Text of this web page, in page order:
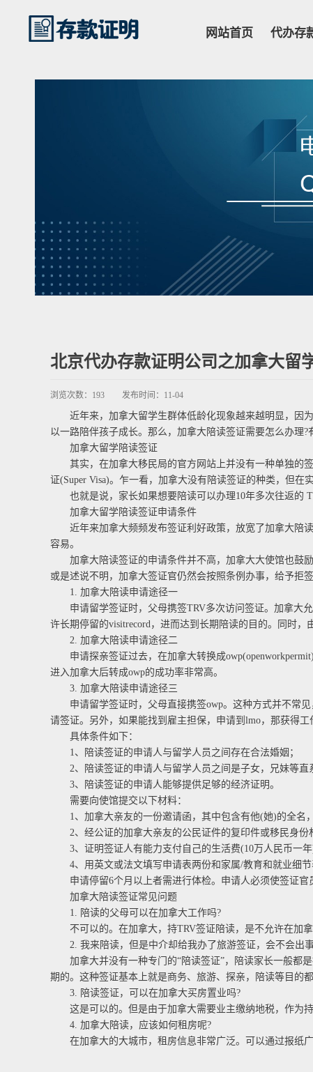
网站首页 代办存
北京代办存款证明公司之加拿大留
浏览次数： 193 发布时间： 11-04
近年来，加拿大留学生群体低龄化现象越来越明显，因为
以一路陪伴孩子成长。那么，加拿大陪读签证需要怎么办理?
加拿大留学陪读签证
其实，在加拿大移民局的官方网站上并没有一种单独的签
证(Super Visa)。乍一看，加拿大没有陪读签证的种类，但在
也就是说，家长如果想要陪读可以办理10年多次往返的
加拿大留学陪读签证申请条件
近年来加拿大频频发布签证利好政策，放宽了加拿大陪读
容易。
加拿大陪读签证的申请条件并不高，加拿大大使馆也鼓励
或是述说不明，加拿大签证官仍然会按照条例办事，给予拒签
1. 加拿大陪读申请途径一
申请留学签证时，父母携签TRV多次访问签证。加拿大允
许长期停留的visitrecord，进而达到长期陪读的目的。同时
2. 加拿大陪读申请途径二
申请探亲签证过去，在加拿大转换成
进入加拿大后转成owp的成功率非常高。
3. 加拿大陪读申请途径三
申请留学签证时，父母直接携签owp。这种方式并不常见
请签证。另外，如果能找到雇主担保，申请到lmo，那获得工
具体条件如下：
1、陪读签证的申请人与留学人员之间存在合法婚姻；
2、陪读签证的申请人与留学人员之间是子女，兄妹等直
3、陪读签证的申请人能够提供足够的经济证明。
需要向使馆提交以下材料：
1、加拿大亲友的一份邀请函，其中包含有他(她)的全名，
2、经公证的加拿大亲友的公民证件的复印件或移民身份
3、证明签证人有能力支付自己的生活费(10万人民币一年)
4、用英文或法文填写申请表两份和家属/教育和就业细节
申请停留6个月以上者需进行体检。申请人必须使签证官
加拿大陪读签证常见问题
1. 陪读的父母可以在加拿大工作吗?
不可以的。在加拿大，持TRV签证陪读，是不允许在加拿
2. 我来陪读，但是中介却给我办了旅游签证，会不会出
加拿大并没有一种专门的“陪读签证”，陪读家长一般都是
期的。这种签证基本上就是商务、旅游、探亲，陪读等目的都
3. 陪读签证，可以在加拿大买房置业吗?
这是可以的。但是由于加拿大需要业主缴纳地税，作为持
4. 加拿大陪读，应该如何租房呢?
在加拿大的大城市，租房信息非常广泛。可以通过报纸广